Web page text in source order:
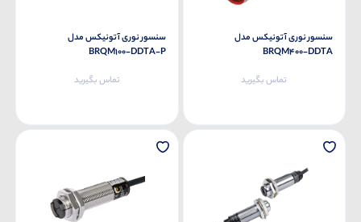
سنسور نوری آتونیکس مدل
BRQM400-DDTA
تماس بگیرید
سنسور نوری آتونیکس مدل
BRQM100-DDTA-P
تماس بگیرید